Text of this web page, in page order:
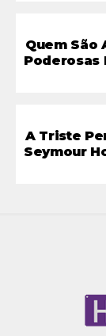
Quem São
Poderosas
A Triste
Seymour